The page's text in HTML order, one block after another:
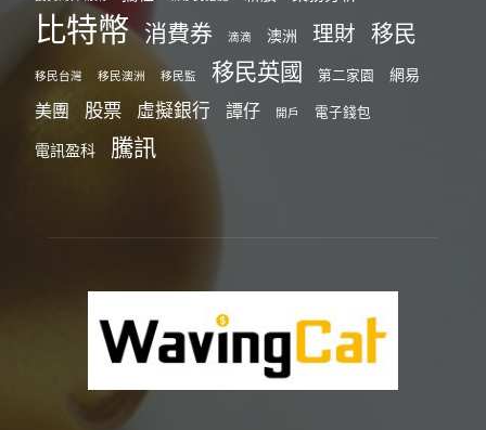
比特幣 消費券 滴滴 澳洲 理財 移民
移民台灣 移民澳洲 移民監 移民英國 第二家園 網易
美團 股票 虛擬銀行 譚仔 開戶 電子錢包
電訊盈科 騰訊